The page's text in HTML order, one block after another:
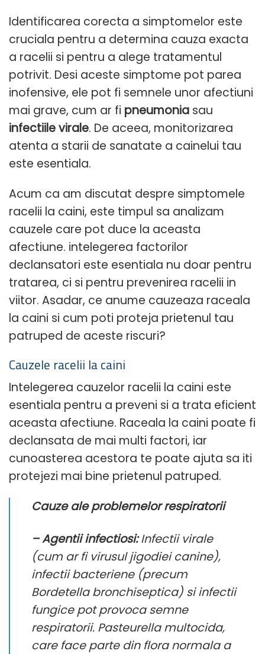
Identificarea corecta a simptomelor este
cruciala pentru a determina cauza exacta
a racelii si pentru a alege tratamentul
potrivit. Desi aceste simptome pot parea
inofensive, ele pot fi semnele unor afectiuni
mai grave, cum ar fi pneumonia sau
infectiile virale. De aceea, monitorizarea
atenta a starii de sanatate a cainelui tau
este esentiala.
Acum ca am discutat despre simptomele
racelii la caini, este timpul sa analizam
cauzele care pot duce la aceasta
afectiune. intelegerea factorilor
declansatori este esentiala nu doar pentru
tratarea, ci si pentru prevenirea racelii in
viitor. Asadar, ce anume cauzeaza raceala
la caini si cum poti proteja prietenul tau
patruped de aceste riscuri?
Cauzele racelii la caini
Intelegerea cauzelor racelii la caini este
esentiala pentru a preveni si a trata eficient
aceasta afectiune. Raceala la caini poate fi
declansata de mai multi factori, iar
cunoasterea acestora te poate ajuta sa iti
protejezi mai bine prietenul patruped.
Cauze ale problemelor respiratorii
– Agentii infectiosi:Infectii virale
(cum ar fi virusul jigodiei canine),
infectii bacteriene (precum
Bordetella bronchiseptica) si infectii
fungice pot provoca semne
respiratorii. Pasteurella multocida,
care face parte din flora normala a